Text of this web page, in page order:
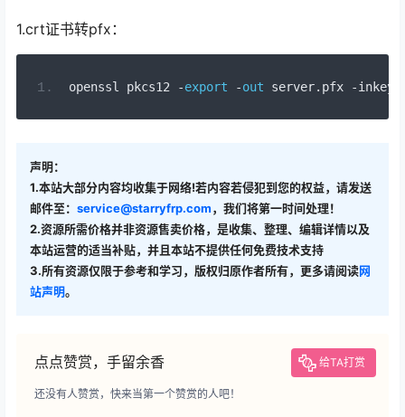
1.crt证书转pfx：
openssl pkcs12 -export -out server. pfx -inkey
声明：
1.本站大部分内容均收集于网络!若内容若侵犯到您的权益，请发送
邮件至： service@starryfrp.com，我们将第一时间处理！
2.资源所需价格并非资源售卖价格，是收集、整理、编辑详情以及
本站运营的适当补贴，并且本站不提供任何免费技术支持
3.所有资源仅限于参考和学习，版权归原作者所有，更多请阅读网
站声明。
点点赞赏，手留余香 给TA打赏
还没有人赞赏，快来当第一个赞赏的人吧！